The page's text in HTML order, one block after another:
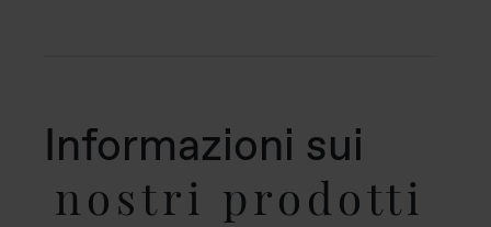
Informazioni sui
nostri prodotti